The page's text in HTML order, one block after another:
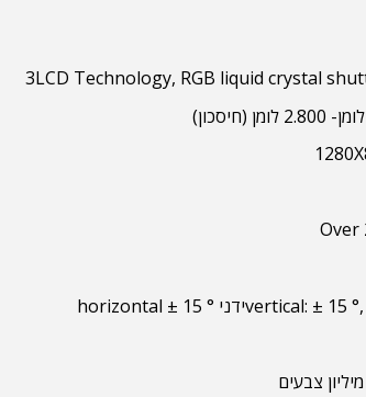
לומן- 2.800 לומן (חיסכון)
vertical: ± 15 °,ידני horizontal ± 15 °
מיליון צבעים